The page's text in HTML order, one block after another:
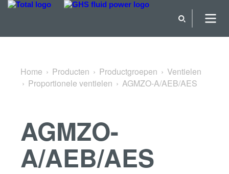
Terug naar Proportionele ventielen
Home Producten Productgroepen
Ventielen
Proportionele ventielen
AGMZO-A/AEB/AES
AGMZO-
A/AEB/AES